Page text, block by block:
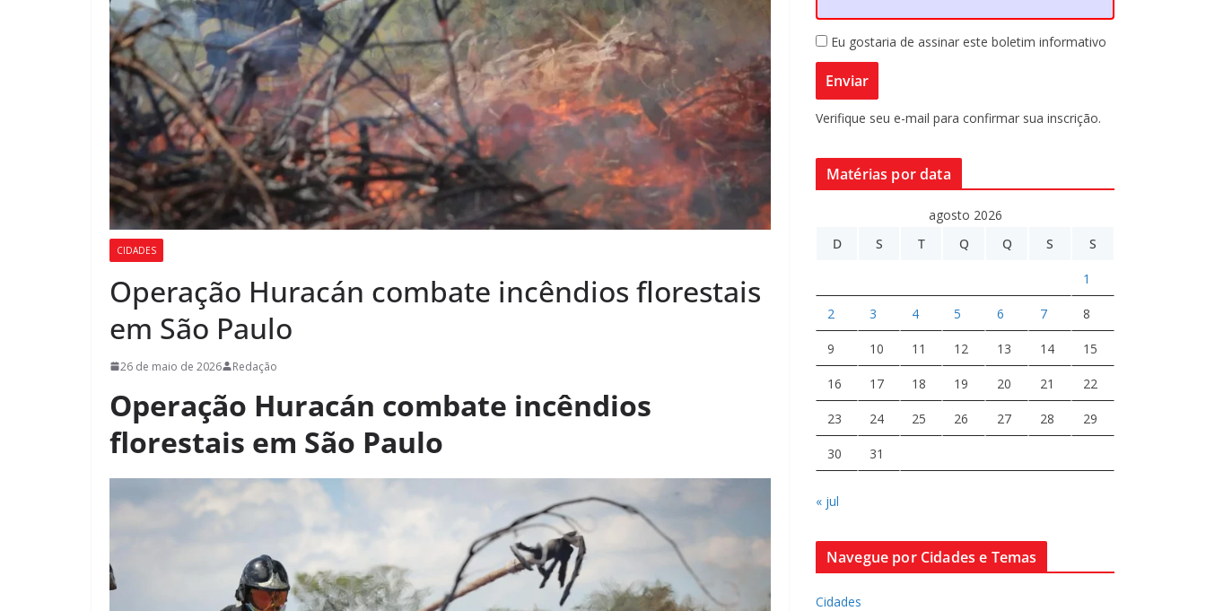
CIDADES
Operação Huracán combate incêndios florestais
em São Paulo
26 de maio de 2026 Redação
Operação Huracán combate incêndios
florestais em São Paulo
Eu gostaria de assinar este boletim informativo
Verifique seu e-mail para confirmar sua inscrição.
Matérias por data
agosto 2026
D
S T Q Q S S
1
2 3 4 5 6 7 8
9 10 11 12 13 14 15
16 17 18 19 20 21 22
23 24 25 26 27 28 29
30 31
« jul
Navegue por Cidades e Temas
Cidades